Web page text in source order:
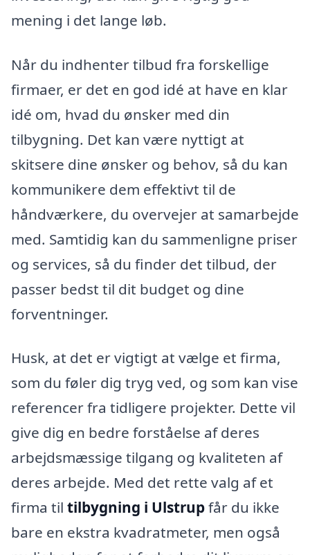
mening i det lange løb.
Når du indhenter tilbud fra forskellige
firmaer, er det en god idé at have en klar
idé om, hvad du ønsker med din
tilbygning. Det kan være nyttigt at
skitsere dine ønsker og behov, så du kan
kommunikere dem effektivt til de
håndværkere, du overvejer at samarbejde
med. Samtidig kan du sammenligne priser
og services, så du finder det tilbud, der
passer bedst til dit budget og dine
forventninger.
Husk, at det er vigtigt at vælge et firma,
som du føler dig tryg ved, og som kan vise
referencer fra tidligere projekter. Dette vil
give dig en bedre forståelse af deres
arbejdsmæssige tilgang og kvaliteten af
deres arbejde. Med det rette valg af et
firma til tilbygning i Ulstrupfår du ikke
bare en ekstra kvadratmeter, men også